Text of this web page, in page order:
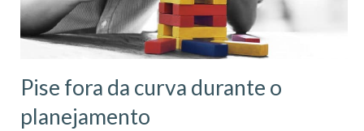
Pise fora da curva durante o
planejamento